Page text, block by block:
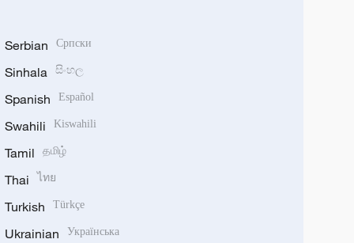
Serbian Српски
Sinhala සිංහල
Spanish Español
Swahili Kiswahili
Tamil தமிழ்
Thai ไทย
Turkish Türkçe
Ukrainian Українська